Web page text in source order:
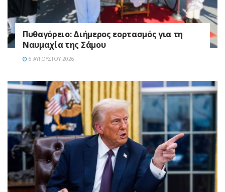
Πυθαγόρειο: Διήμερος εορτασμός για τη
Ναυμαχία της Σάμου
6 ΑΥΓΟΎΣΤΟΥ 2026